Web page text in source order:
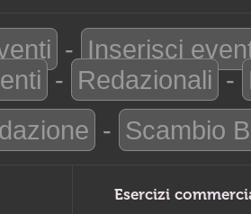
- Inserisci
- Redazionali -
- Scambio
Esercizi